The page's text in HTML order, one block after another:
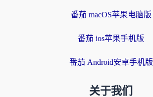
番茄 macOS苹果电脑版
番茄 ios苹果手机版
番茄 Android安卓手机版
关于我们